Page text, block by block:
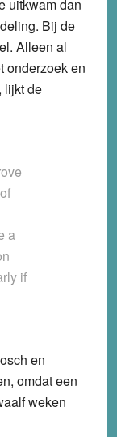
uitkwam dan
Bij de
Alleen al
onderzoek en
lijkt de
a
if
en
omdat een
weken